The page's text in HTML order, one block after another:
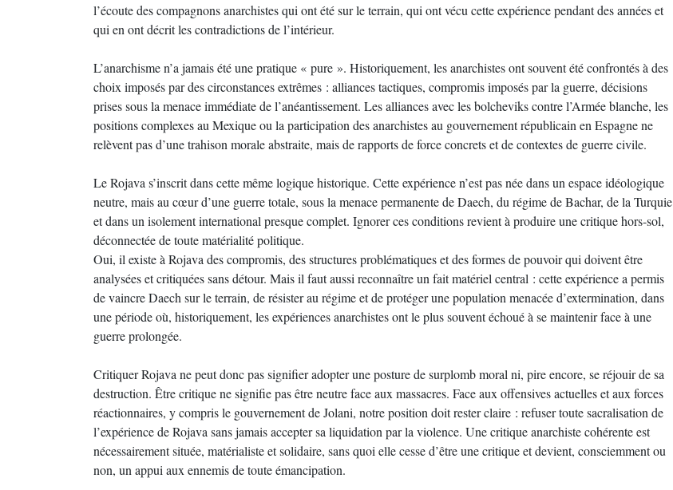
l’écoute des compagnons anarchistes qui ont été sur le terrain, qui ont vécu cette expérience pendant des années et
qui en ont décrit les contradictions de l’intérieur.
L’anarchisme n’a jamais été une pratique « pure ». Historiquement, les anarchistes ont souvent été confrontés à des
choix imposés par des circonstances extrêmes : alliances tactiques, compromis imposés par la guerre, décisions
prises sous la menace immédiate de l’anéantissement. Les alliances avec les bolcheviks contre l’Armée blanche, les
positions complexes au Mexique ou la participation des anarchistes au gouvernement républicain en Espagne ne
relèvent pas d’une trahison morale abstraite, mais de rapports de force concrets et de contextes de guerre civile.
Le Rojava s’inscrit dans cette même logique historique. Cette expérience n’est pas née dans un espace idéologique
neutre, mais au cœur d’une guerre totale, sous la menace permanente de Daech, du régime de Bachar, de la Turquie
et dans un isolement international presque complet. Ignorer ces conditions revient à produire une critique hors-sol,
déconnectée de toute matérialité politique.
Oui, il existe à Rojava des compromis, des structures problématiques et des formes de pouvoir qui doivent être
analysées et critiquées sans détour. Mais il faut aussi reconnaître un fait matériel central : cette expérience a permis
de vaincre Daech sur le terrain, de résister au régime et de protéger une population menacée d’extermination, dans
une période où, historiquement, les expériences anarchistes ont le plus souvent échoué à se maintenir face à une
guerre prolongée.
Critiquer Rojava ne peut donc pas signifier adopter une posture de surplomb moral ni, pire encore, se réjouir de sa
destruction. Être critique ne signifie pas être neutre face aux massacres. Face aux offensives actuelles et aux forces
réactionnaires, y compris le gouvernement de Jolani, notre position doit rester claire : refuser toute sacralisation de
l’expérience de Rojava sans jamais accepter sa liquidation par la violence. Une critique anarchiste cohérente est
nécessairement située, matérialiste et solidaire, sans quoi elle cesse d’être une critique et devient, consciemment ou
non, un appui aux ennemis de toute émancipation.